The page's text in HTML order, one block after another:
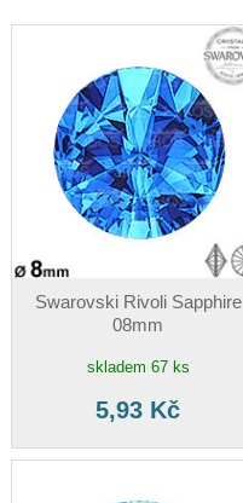
Swarovski Rivoli Sapphire
08mm
skladem 67 ks
5,93 Kč